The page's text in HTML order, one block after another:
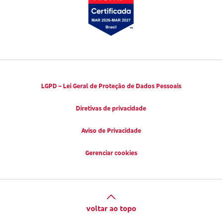
LGPD – Lei Geral de Proteção de Dados Pessoais
Diretivas de privacidade
Aviso de Privacidade
Gerenciar cookies
voltar ao topo